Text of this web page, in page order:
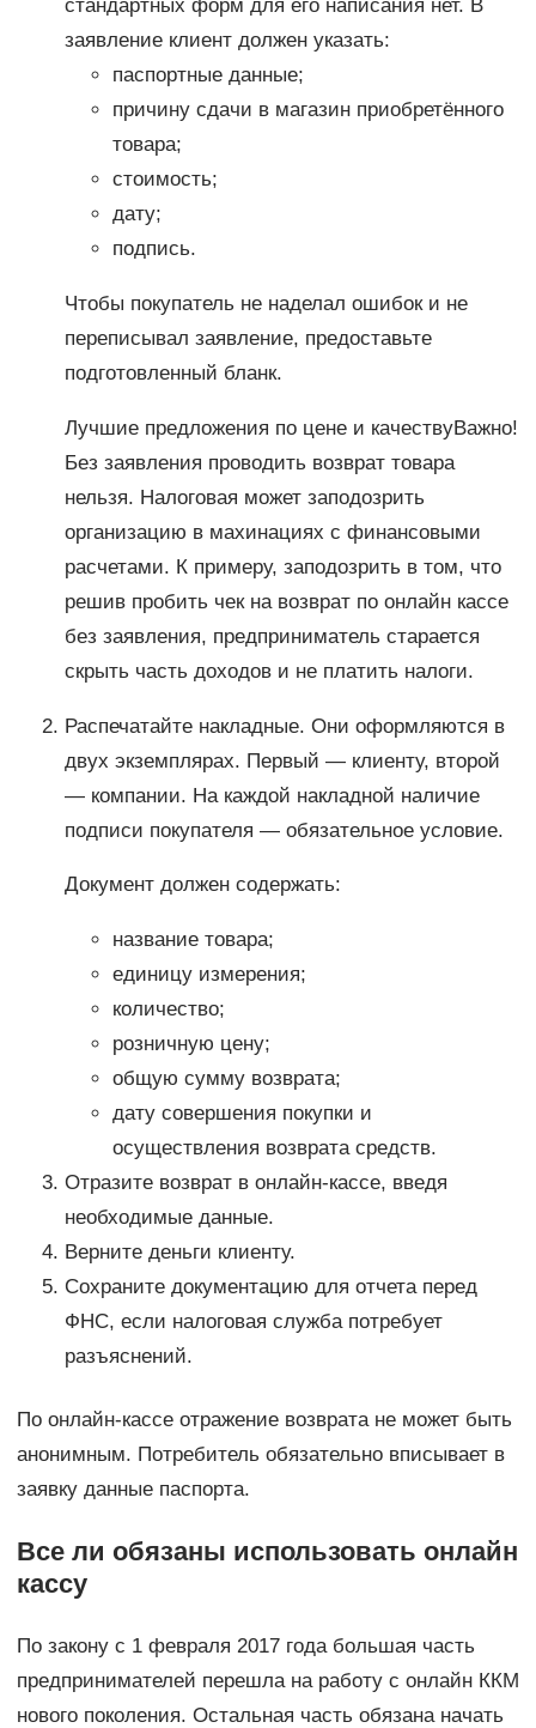
стандартных форм для его написания нет. В
заявление клиент должен указать:
паспортные данные;
причину сдачи в магазин приобретённого
товара;
стоимость;
дату;
подпись.
Чтобы покупатель не наделал ошибок и не
переписывал заявление, предоставьте
подготовленный бланк.
Лучшие предложения по цене и качествуВажно!
Без заявления проводить возврат товара
нельзя. Налоговая может заподозрить
организацию в махинациях с финансовыми
расчетами. К примеру, заподозрить в том, что
решив пробить чек на возврат по онлайн кассе
без заявления, предприниматель старается
скрыть часть доходов и не платить налоги.
Распечатайте накладные. Они оформляются в
двух экземплярах. Первый — клиенту, второй
— компании. На каждой накладной наличие
подписи покупателя — обязательное условие.
Документ должен содержать:
название товара;
единицу измерения;
количество;
розничную цену;
общую сумму возврата;
дату совершения покупки и
осуществления возврата средств.
Отразите возврат в онлайн-кассе, введя
необходимые данные.
Верните деньги клиенту.
Сохраните документацию для отчета перед
ФНС, если налоговая служба потребует
разъяснений.
По онлайн-кассе отражение возврата не может быть
анонимным. Потребитель обязательно вписывает в
заявку данные паспорта.
Все ли обязаны использовать онлайн
кассу
По закону с 1 февраля 2017 года большая часть
предпринимателей перешла на работу с онлайн ККМ
нового поколения. Остальная часть обязана начать